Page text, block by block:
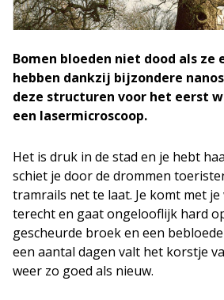
Bomen bloeden niet dood als ze
hebben dankzij bijzondere
deze structuren voor het eerst
een lasermicroscoop.
Het is druk in de stad en je hebt
schiet je door de drommen
tramrails net te laat. Je komt met
terecht en gaat ongelooflijk hard
gescheurde broek en een
een aantal dagen valt het korstje
weer zo goed als nieuw.